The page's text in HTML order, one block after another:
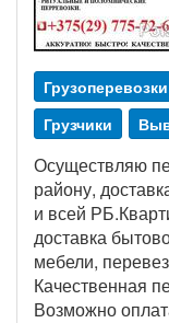
Грузчики
Осуществляю
району,
и всей
доставка
мебели,
Качественная
Возможно